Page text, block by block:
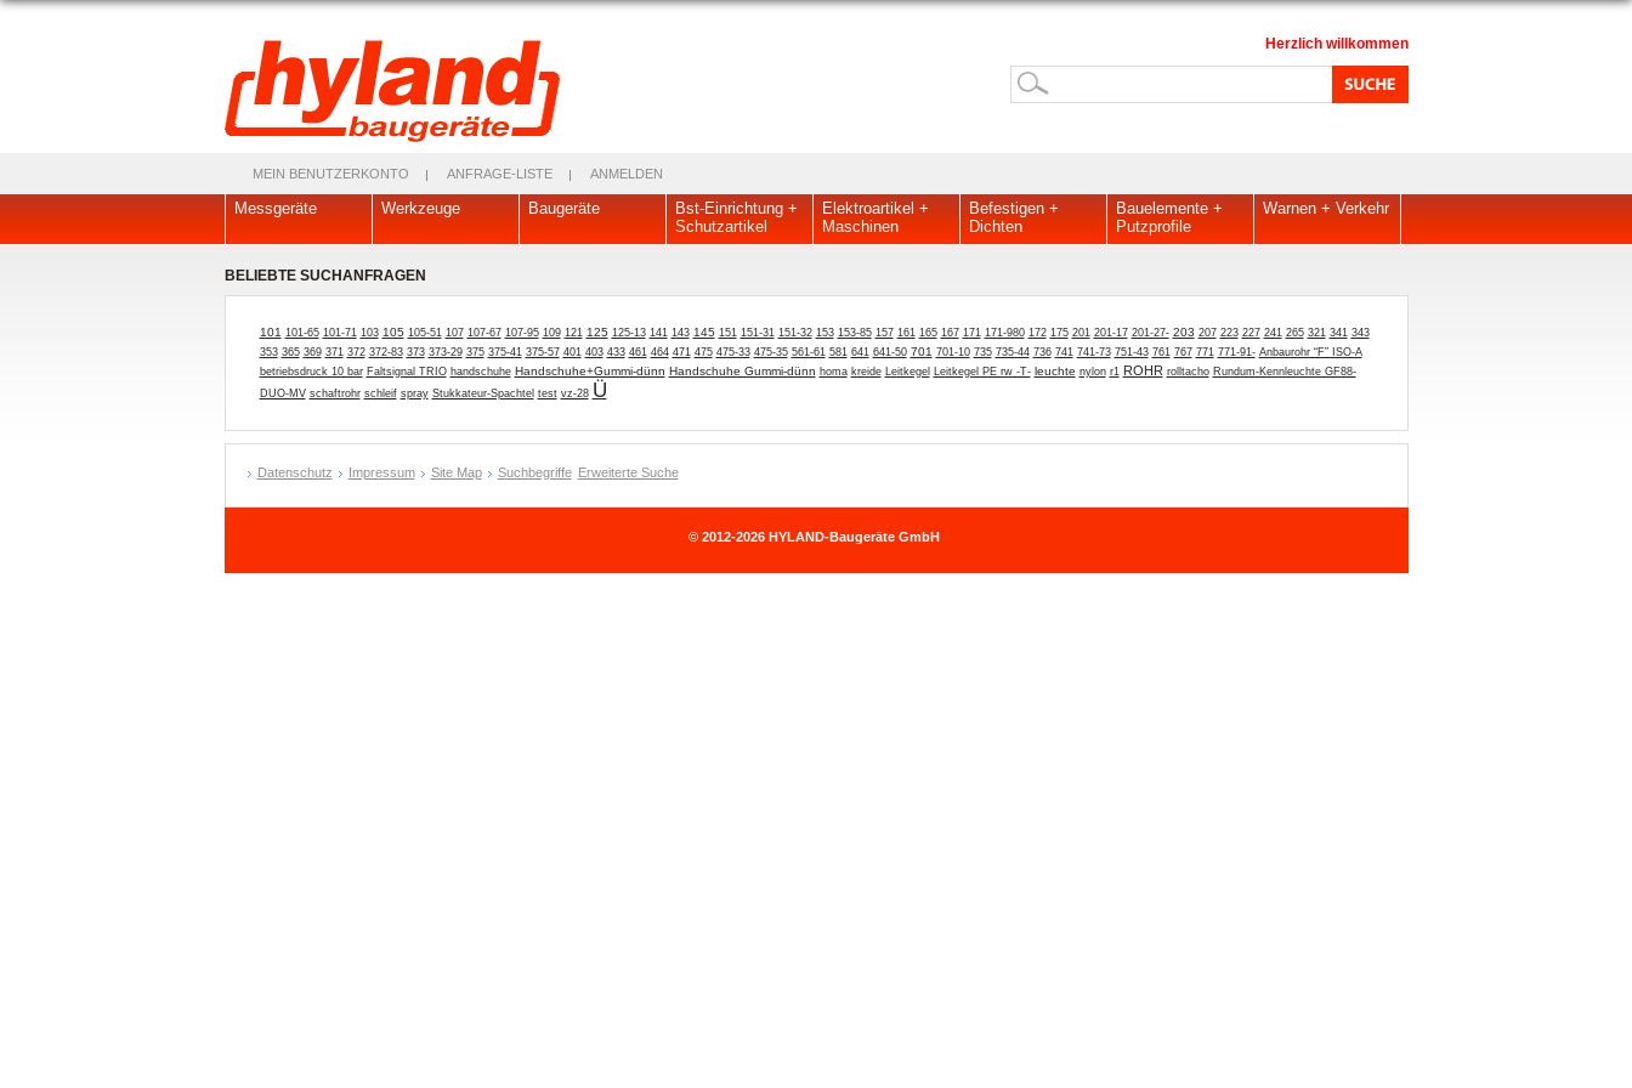
Herzlich willkommen
MEIN BENUTZERKONTO ANFRAGE-LISTE ANMELDEN
Messgeräte Werkzeuge Baugeräte
Bst-Einrichtung +
Schutzartikel
Elektroartikel +
Maschinen
Befestigen +
Dichten
Bauelemente +
Putzprofile
Warnen + Verkehr
BELIEBTE SUCHANFRAGEN
101 101-65 101-71 103 105 105-51 107 107-67 107-95 109 121 125 125-13 141 143 145 151 151-31 151-32 153 153-85 157 161 165 167 171 171-980 172 175 201 201-17 201-27- 203 207 223 227 241 265 321 341 343
353 365 369 371 372 372-83 373 373-29 375 375-41 375-57 401 403 433 461 464 471 475 475-33 475-35 561-61 581 641 641-50 701 701-10 735 735-44 736 741 741-73 751-43 761 767 771 771-91- Anbaurohr “F” ISO-A
betriebsdruck 10 bar Faltsignal TRIO handschuhe Handschuhe+Gummi-dünn Handschuhe Gummi-dünn homa kreide Leitkegel Leitkegel PE rw -T- leuchte nylon r1 ROHR rolltacho Rundum-Kennleuchte GF88-
DUO-MV schaftrohr schleif spray Stukkateur-Spachtel test vz-28 Ü
Datenschutz Impressum Site Map Suchbegriffe Erweiterte Suche
© 2012-2026 HYLAND-Baugeräte GmbH